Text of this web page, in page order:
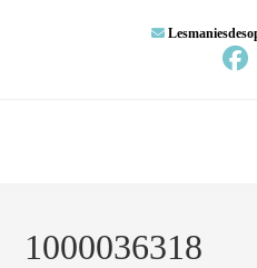
1000036318